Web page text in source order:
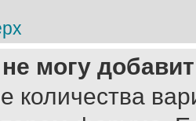
могу
количества